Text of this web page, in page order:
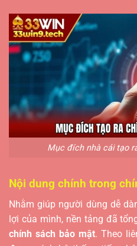
Mục đích nhà cái tạo
Nội dung chính trong
Nhằm giúp người dùng dễ
lợi của mình, nền tảng đã
chính sách bảo mật. Theo